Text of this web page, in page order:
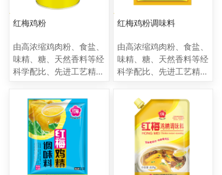
红梅鸡粉
由高浓缩鸡肉粉、食盐、
味精、糖、天然香料等经
科学配比、先进工艺精制
有鸡的香味，它适合于
煎、炒、煮、炸等各种方
式的菜肴制作。
红梅鸡粉调味料
由高浓缩鸡肉粉、食盐、
味精、糖、天然香料等经
科学配比、先进工艺精制
有鸡的香味，它适合于
煎、炒、煮、炸等各种方
式的菜肴制作。